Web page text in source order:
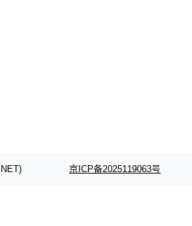
京ICP备2025119063号